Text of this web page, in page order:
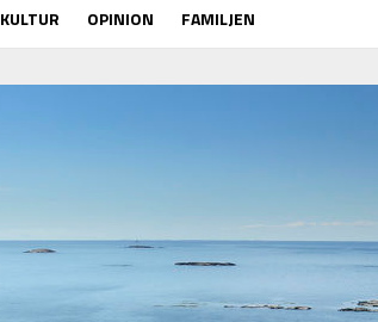
KULTUR OPINION FAMILJEN